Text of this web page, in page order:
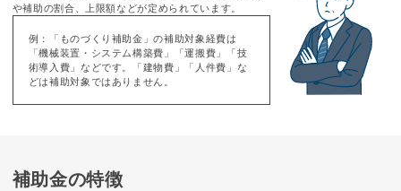
や補助の割合、上限額などが定められています。
例：「ものづくり補助金」の補助対象経費は
「機械装置・システム構築費」「運搬費」「技
術導入費」などです。「建物費」「人件費」な
どは補助対象ではありません。
補助金の特徴